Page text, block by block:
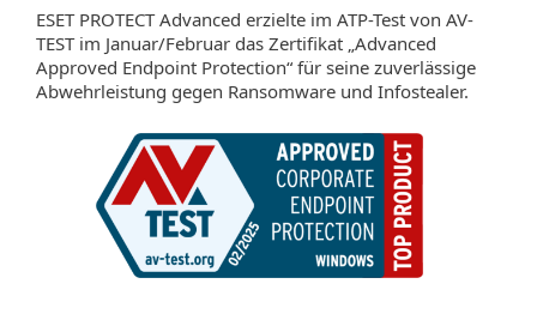
ESET PROTECT Advanced erzielte im ATP-Test von AV-
TEST im Januar/Februar das Zertifikat „Advanced
Approved Endpoint Protection“ für seine zuverlässige
Abwehrleistung gegen Ransomware und Infostealer.